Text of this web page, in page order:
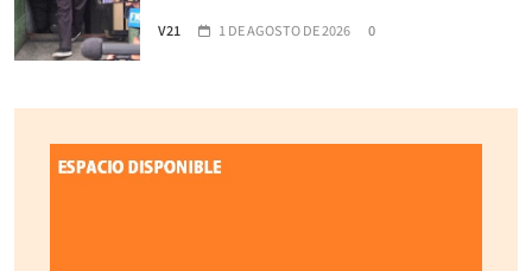
V21 1 DE AGOSTO DE 2026 0